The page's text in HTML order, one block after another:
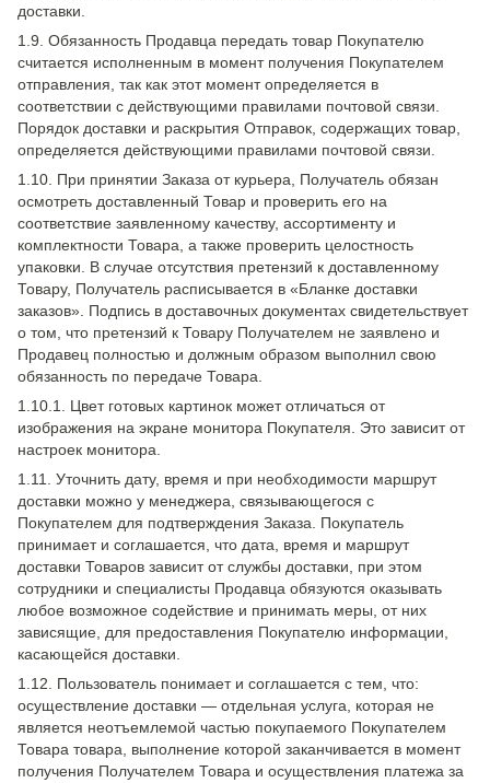
доставки.
1.9. Обязанность Продавца передать товар Покупателю
считается исполненным в момент получения Покупателем
отправления, так как этот момент определяется в
соответствии с действующими правилами почтовой связи.
Порядок доставки и раскрытия Отправок, содержащих товар,
определяется действующими правилами почтовой связи.
1.10. При принятии Заказа от курьера, Получатель обязан
осмотреть доставленный Товар и проверить его на
соответствие заявленному качеству, ассортименту и
комплектности Товара, а также проверить целостность
упаковки. В случае отсутствия претензий к доставленному
Товару, Получатель расписывается в «Бланке доставки
заказов». Подпись в доставочных документах свидетельствует
о том, что претензий к Товару Получателем не заявлено и
Продавец полностью и должным образом выполнил свою
обязанность по передаче Товара.
1.10.1. Цвет готовых картинок может отличаться от
изображения на экране монитора Покупателя. Это зависит от
настроек монитора.
1.11. Уточнить дату, время и при необходимости маршрут
доставки можно у менеджера, связывающегося с
Покупателем для подтверждения Заказа. Покупатель
принимает и соглашается, что дата, время и маршрут
доставки Товаров зависит от службы доставки, при этом
сотрудники и специалисты Продавца обязуются оказывать
любое возможное содействие и принимать меры, от них
зависящие, для предоставления Покупателю информации,
касающейся доставки.
1.12. Пользователь понимает и соглашается с тем, что:
осуществление доставки — отдельная услуга, которая не
является неотъемлемой частью покупаемого Покупателем
Товара товара, выполнение которой заканчивается в момент
получения Получателем Товара и осуществления платежа за